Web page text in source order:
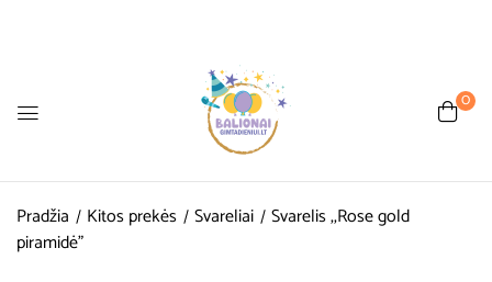
0
Pradžia Kitos prekės Svareliai Svarelis ,,Rose gold
piramidė”